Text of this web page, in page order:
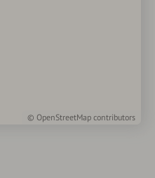
© OpenStreetMap contributors